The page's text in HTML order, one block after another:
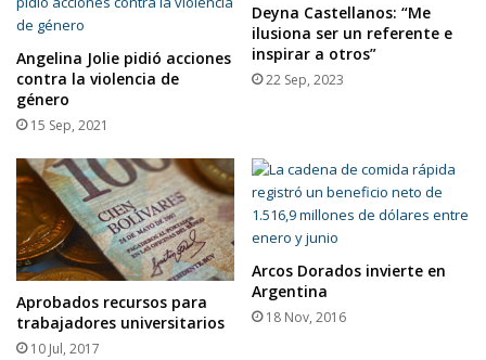
Angelina Jolie pidió acciones
contra la violencia de
género
15 Sep, 2021
Deyna Castellanos: “Me
ilusiona ser un referente e
inspirar a otros”
22 Sep, 2023
Aprobados recursos para
trabajadores universitarios
10 Jul, 2017
Arcos Dorados invierte en
Argentina
18 Nov, 2016